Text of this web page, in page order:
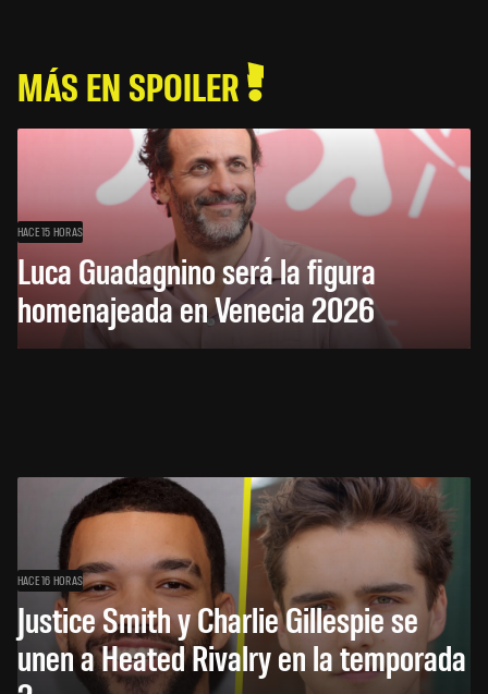
MÁS EN SPOILER
HACE 15 HORAS
Luca Guadagnino será la figura
homenajeada en Venecia 2026
HACE 16 HORAS
Justice Smith y Charlie Gillespie se
unen a Heated Rivalry en la temporada